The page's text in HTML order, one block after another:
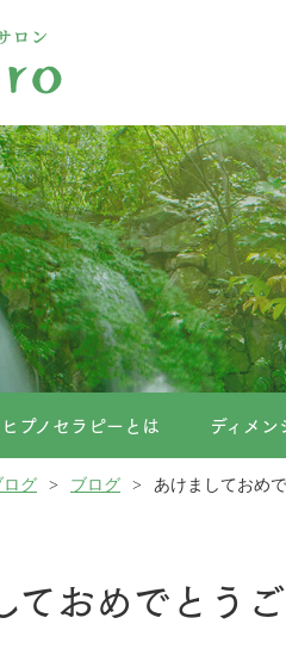
ヒプノセラピーとは ディメ
ログ ブログ あけましておめ
ておめでとう